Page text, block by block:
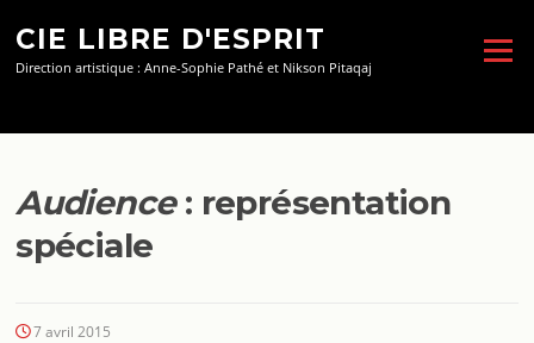
contenu
CIE LIBRE D'ESPRIT
Direction artistique : Anne-Sophie Pathé et Nikson Pitaqaj
Menu
Audience: représentation
spéciale
7 avril 2015